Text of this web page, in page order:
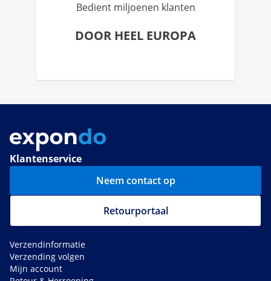
Bedient miljoenen klanten
DOOR HEEL EUROPA
Klantenservice
Neem contact op
Retourportaal
Verzendinformatie
Verzending volgen
Mijn account